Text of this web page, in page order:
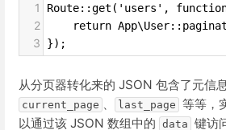
1 Route::get('users',
2
return
3 });
从分页器转化来的 JSON 包含了元信
current_page 、 last_page 等等，
以通过该 JSON 数组中的 data 键访